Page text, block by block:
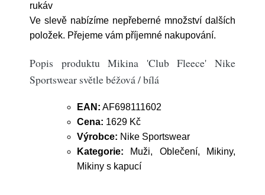
rukáv
Ve slevě nabízíme nepřeberné množství dalších
položek. Přejeme vám příjemné nakupování.
Popis produktu Mikina 'Club Fleece' Nike
Sportswear světle béžová / bílá
EAN: AF698111602
Cena: 1629 Kč
Výrobce: Nike Sportswear
Kategorie: Muži, Oblečení, Mikiny,
Mikiny s kapucí